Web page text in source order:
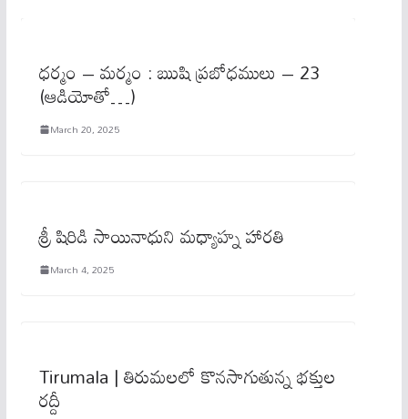
ధర్మం – మర్మం : ఋషి ప్రబోధములు – 23
(ఆడియోతో…)
March 20, 2025
శ్రీ షిరిడి సాయినాధుని మధ్యాహ్న హారతి
March 4, 2025
Tirumala | తిరుమలలో కొనసాగుతున్న భక్తుల
రద్దీ